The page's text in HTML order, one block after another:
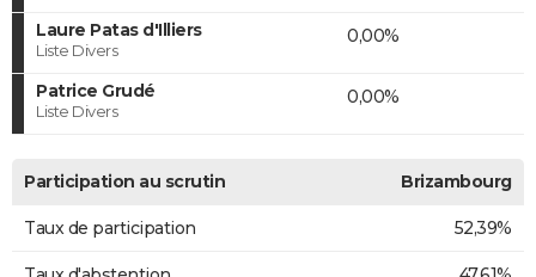
Laure Patas d'Illiers
Liste Divers
0,00%
Patrice Grudé
Liste Divers
0,00%
Participation au scrutin Brizambourg
Taux de participation 52,39%